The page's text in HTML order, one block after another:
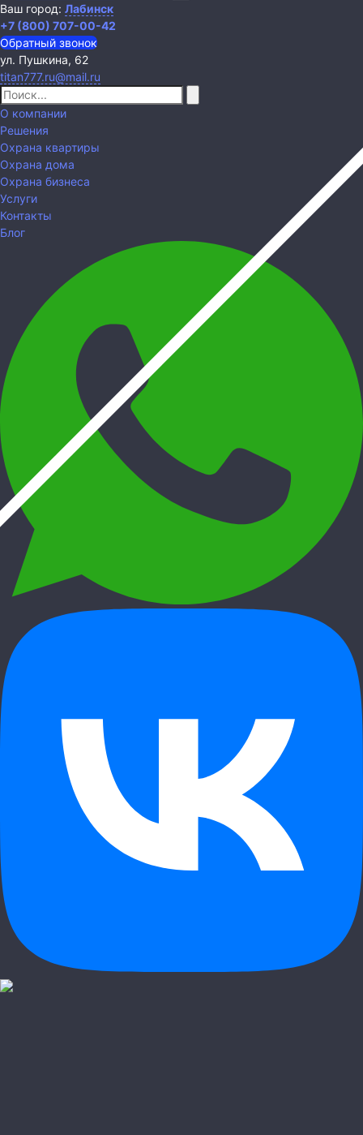
Ваш город: Лабинск
+7 (800) 707-00-42
Обратный звонок
ул. Пушкина, 62
titan777.ru@mail.ru
О компании
Решения
Охрана квартиры
Охрана дома
Охрана бизнеса
Услуги
Контакты
Блог